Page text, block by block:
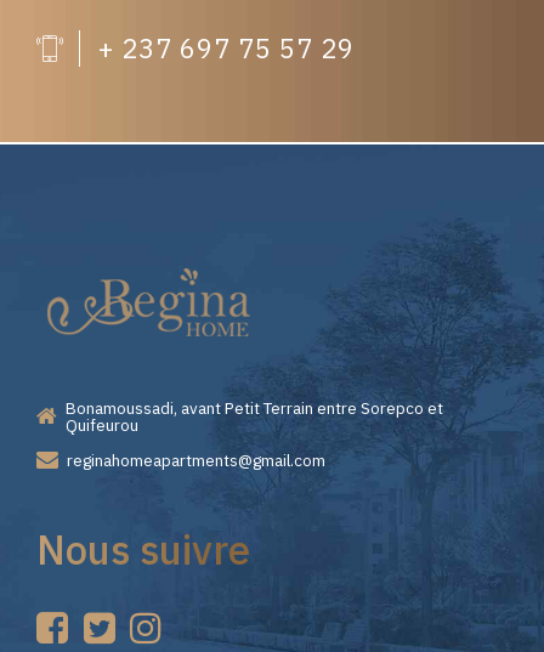
+ 237 697 75 57 29
Casino
—
Premiers
Pas
sur
Choisir
Lizaro
Casino
pour
vos
Bonamoussadi, avant Petit Terrain entre Sorepco et
Quifeurou
reginahomeapartments@gmail.com
Nous suivre